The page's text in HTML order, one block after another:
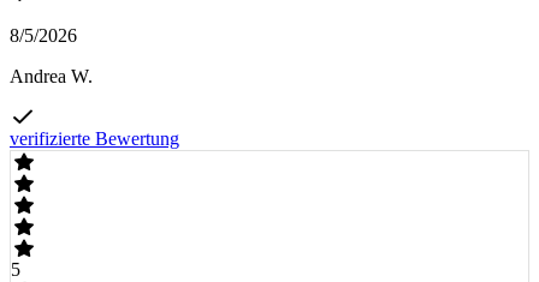
8/5/2026
Andrea W.
verifizierte Bewertung
5